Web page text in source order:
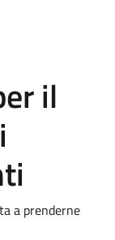
il
a prenderne